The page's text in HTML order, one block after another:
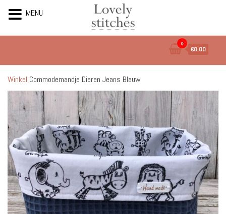
de
inhoud
0
€0.00
Winkel Commodemandje Dieren Jeans Blauw
MENU